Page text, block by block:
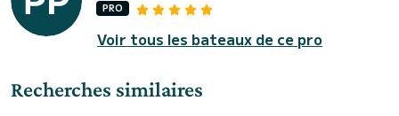
PRO
Voir tous les bateaux de ce pro
Recherches similaires